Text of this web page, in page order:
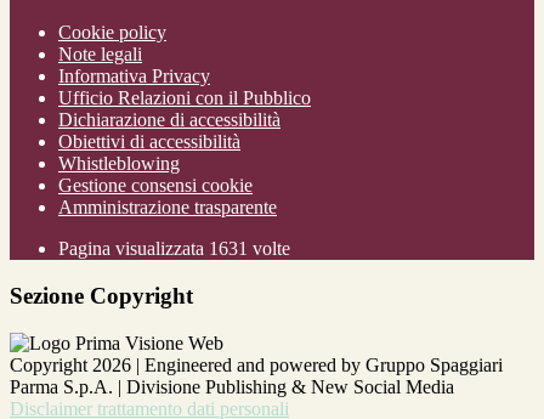
Cookie policy
Note legali
Informativa Privacy
Ufficio Relazioni con il Pubblico
Dichiarazione di accessibilità
Obiettivi di accessibilità
Whistleblowing
Gestione consensi cookie
Amministrazione trasparente
Pagina visualizzata 1631 volte
Sezione Copyright
Copyright 2026 | Engineered and powered by Gruppo Spaggiari
Parma S.p.A. | Divisione Publishing & New Social Media
Disclaimer trattamento dati personali